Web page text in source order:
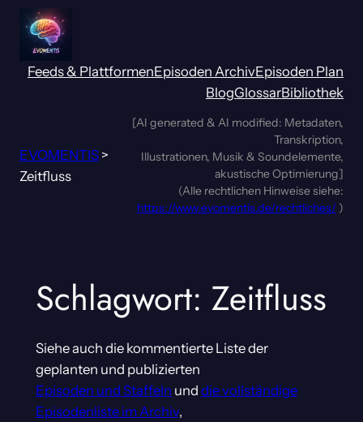
Zum
Inhalt
springen
Feeds & PlattformenEpisoden ArchivEpisoden Plan
BlogGlossarBibliothek
EVOMENTIS >
Zeitfluss
[AI generated & AI modified: Metadaten,
Transkription,
Illustrationen, Musik & Soundelemente,
akustische Optimierung]
(Alle rechtlichen Hinweise siehe:
https://www.evomentis.de/rechtliches/ )
Schlagwort: Zeitfluss
Siehe auch die kommentierte Liste der
geplanten und publizierten
Episoden und Staffeln und die vollständige
Episodenliste im Archiv,